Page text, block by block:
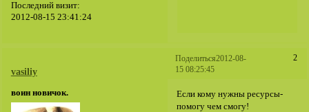
Последний визит:
2012-08-15 23:41:24
Поделиться 2
2012-08-
15 08:25:45
vasiliy
воин новичок.
Если кому нужны ресурсы-
помогу чем смогу!